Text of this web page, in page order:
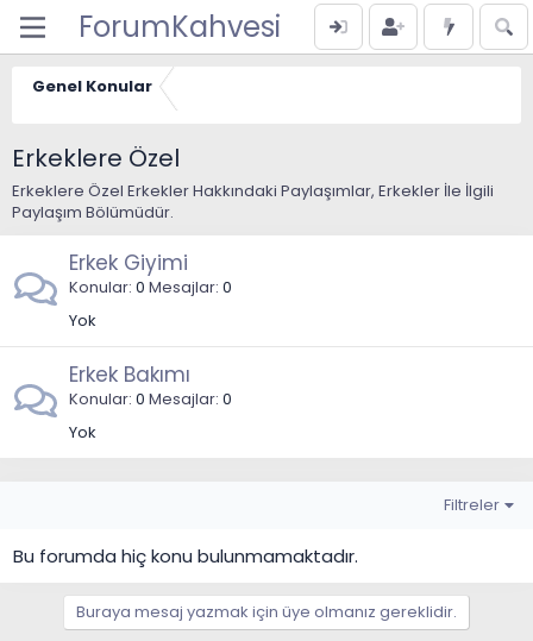
ForumKahvesi
Genel Konular
Erkeklere Özel
Erkeklere Özel Erkekler Hakkındaki Paylaşımlar, Erkekler İle İlgili
Paylaşım Bölümüdür.
Erkek Giyimi
Konular 0 Mesajlar 0
Yok
Erkek Bakımı
Konular 0 Mesajlar 0
Yok
Filtreler
Bu forumda hiç konu bulunmamaktadır.
Buraya mesaj yazmak için üye olmanız gereklidir.